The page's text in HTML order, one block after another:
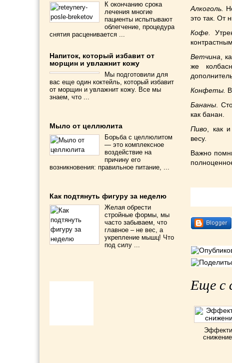
Алкоголь.
это так. От
Кофе.
Ветчина ,
же
Конфеты.
Бананы .
как банан.
Пиво , как
весу.
Важно
Еще с
К окончанию срока
лечения многие
пациенты испытывают
облегчение, процедура
снятия расценивается ...
Напиток, который избавит от
морщин и увлажнит кожу
Мы подготовили для
вас еще один коктейль, который избавит
от морщин и увлажнит кожу. Все мы
знаем, что ...
Мыло от целлюлита
Борьба с целлюлитом
— это комплексное
воздействие на
причину его
возникновения: правильное питание, ...
Как подтянуть фигуру за неделю
Желая обрести
стройные формы, мы
часто забываем, что
главное – не вес, а
укрепление мышц! Что
под силу ...